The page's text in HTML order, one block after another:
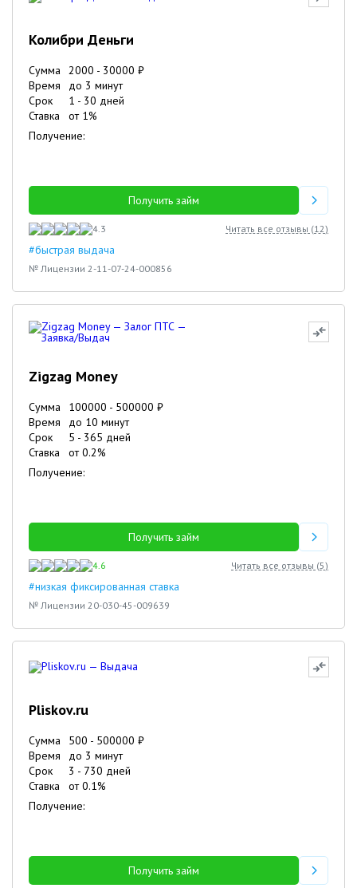
Колибри Деньги
Сумма 2000 - 30000 ₽
Время
до 3 минут
Срок
1 - 30 дней
Ставка
от 1%
Получение:
Получить займ
4.3 Читать все отзывы (12)
#быстрая выдача
№ Лицензии 2-11-07-24-000856
Zigzag Money
Сумма 100000 - 500000 ₽
Время
до 10 минут
Срок
5 - 365 дней
Ставка
от0.2%
Получение:
Получить займ
4.6 Читать все отзывы (5)
#низкая фиксированная ставка
№ Лицензии 20-030-45-009639
Pliskov.ru
Сумма 500 - 500000 ₽
Время
до 3 минут
Срок
3 - 730 дней
Ставка
от0.1%
Получение:
Получить займ